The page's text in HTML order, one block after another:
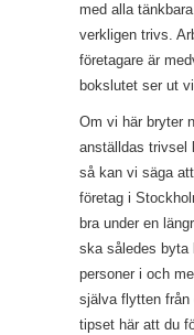
med alla
verkligen trivs.
företagare är
bokslutet ser ut
Om vi här bryter
anställdas trivsel
så kan vi säga
företag i
bra under en
ska således byta
personer i och
själva flytten
tipset här att du